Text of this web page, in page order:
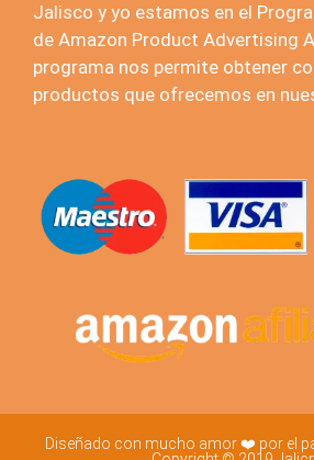
Jalisco y yo estamos en el
de Amazon Product Advertising
programa nos permite obtener
productos que ofrecemos en
Diseñado con mucho amor ❤️ por el